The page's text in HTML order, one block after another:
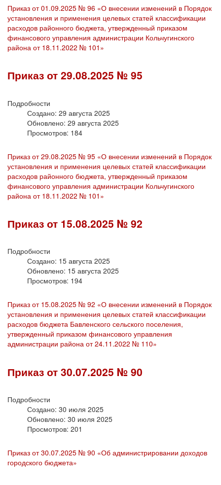
Приказ от 01.09.2025 № 96 «О внесении изменений в Порядок
установления и применения целевых статей классификации
расходов районного бюджета, утвержденный приказом
финансового управления администрации Кольчугинского
района от 18.11.2022 № 101»
Приказ от 29.08.2025 № 95
Подробности
Создано: 29 августа 2025
Обновлено: 29 августа 2025
Просмотров: 184
Приказ от 29.08.2025 № 95 «О внесении изменений в Порядок
установления и применения целевых статей классификации
расходов районного бюджета, утвержденный приказом
финансового управления администрации Кольчугинского
района от 18.11.2022 № 101»
Приказ от 15.08.2025 № 92
Подробности
Создано: 15 августа 2025
Обновлено: 15 августа 2025
Просмотров: 194
Приказ от 15.08.2025 № 92 «О внесении изменений в Порядок
установления и применения целевых статей классификации
расходов бюджета Бавленского сельского поселения,
утвержденный приказом финансового управления
администрации района от 24.11.2022 № 110»
Приказ от 30.07.2025 № 90
Подробности
Создано: 30 июля 2025
Обновлено: 30 июля 2025
Просмотров: 201
Приказ от 30.07.2025 № 90 «Об администрировании доходов
городского бюджета»